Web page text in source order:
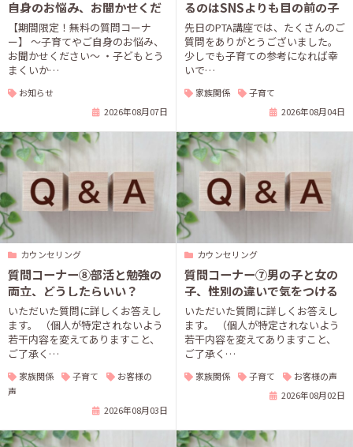
自身のお悩み、お聞かせくだ
さい
【期間限定！無料の質問コーナ
ー】 〜子育てやご自身のお悩み、
お聞かせください〜 ・子どもとう
まくいか…
お知らせ
2026年08月07日
るのはSNSよりも目の前の子
ども〜
先日のPTA講座では、たくさんのご
質問をありがとうございました。
少しでも子育ての参考になれば幸
いで…
家族関係
子育て
2026年08月04日
カウンセリング
質問コーナー⑧部活と勉強の
両立、どうしたらいい？
いただいた質問に詳しくお答えし
ます。 （個人が特定されないよう
若干内容を変えてありますこと、
ご了承く…
家族関係 子育て
お客様の
声
2026年08月03日
カウンセリング
質問コーナー⑦男の子と女の
子、性別の違いで気をつける
ことはありますか？
いただいた質問に詳しくお答えし
ます。 （個人が特定されないよう
若干内容を変えてありますこと、
ご了承く…
家族関係 子育て
お客様の声
2026年08月02日